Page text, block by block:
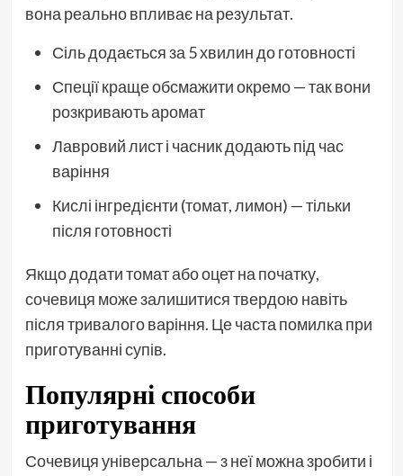
вона реально впливає на результат.
Сіль додається за 5 хвилин до готовності
Спеції краще обсмажити окремо — так вони
розкривають аромат
Лавровий лист і часник додають під час
варіння
Кислі інгредієнти (томат, лимон) — тільки
після готовності
Якщо додати томат або оцет на початку,
сочевиця може залишитися твердою навіть
після тривалого варіння. Це часта помилка при
приготуванні супів.
Популярні способи
приготування
Сочевиця універсальна — з неї можна зробити і